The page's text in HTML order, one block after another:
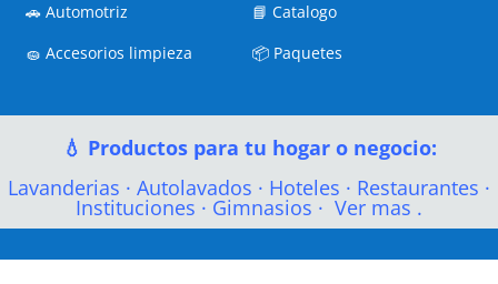
🚗Automotriz
🧽Accesorios limpieza
📘Catalogo
📦 Paquetes
💧 Productos para tu hogar o negocio:
Lavanderias · Autolavados · Hoteles · Restaurantes ·
Instituciones · Gimnasios · Ver mas .